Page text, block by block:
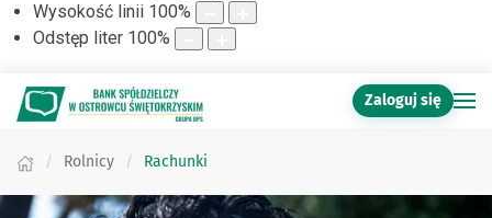
Wysokość linii 100%
Odstęp liter 100%
Zaloguj się
Rolnicy Rachunki